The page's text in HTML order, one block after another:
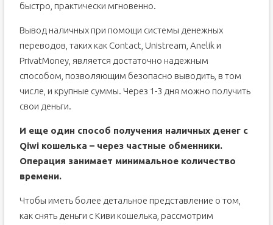
быстро, практически мгновенно.
Вывод наличных при помощи системы денежных
переводов, таких как Contact, Unistream, Anelik и
PrivatMoney, является достаточно надежным
способом, позволяющим безопасно выводить, в том
числе, и крупные суммы. Через 1-3 дня можно получить
свои деньги.
И еще один способ получения наличных денег с
Qiwi кошелька – через частные обменники.
Операция занимает минимальное количество
времени.
Чтобы иметь более детальное представление о том,
как снять деньги с Киви кошелька, рассмотрим